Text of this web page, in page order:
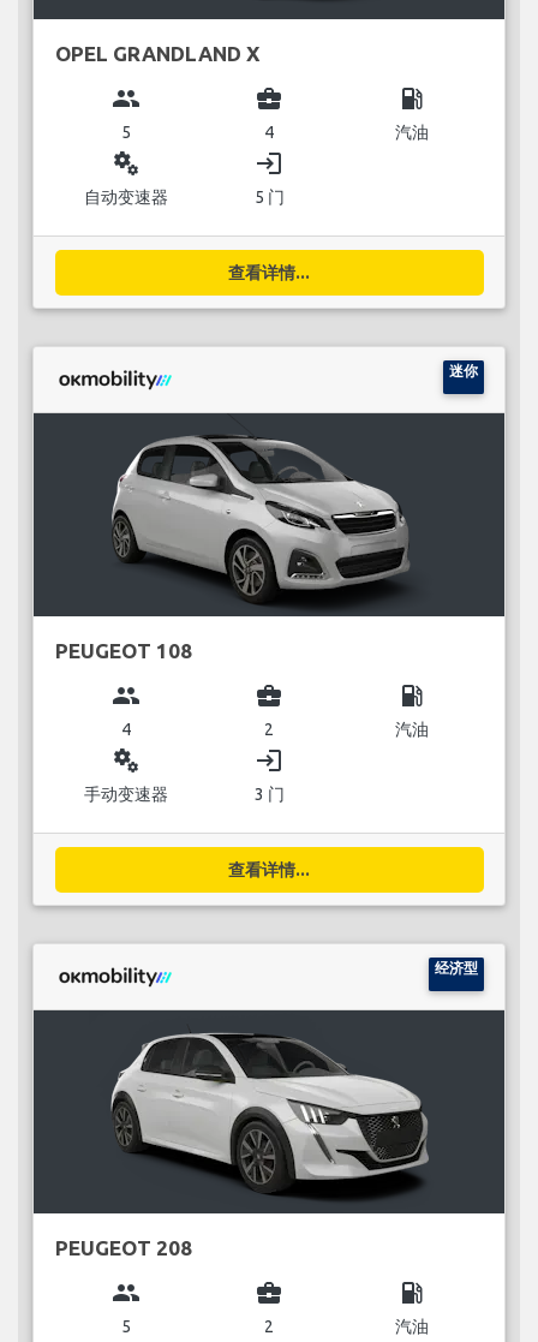
OPEL GRANDLAND X
group
5
business_center
4
local_gas_station
汽油
miscellaneous_services
自动变速器
login
5 门
查看详情...
迷你
PEUGEOT 108
group
4
business_center
2
local_gas_station
汽油
miscellaneous_services
手动变速器
login
3 门
查看详情...
经济型
PEUGEOT 208
group
5
business_center
2
local_gas_station
汽油